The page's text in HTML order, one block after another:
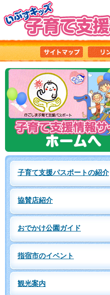
子育て支援パスポートの紹介
協賛店紹介
おでかけ公園ガイド
指宿市のイベント
観光案内